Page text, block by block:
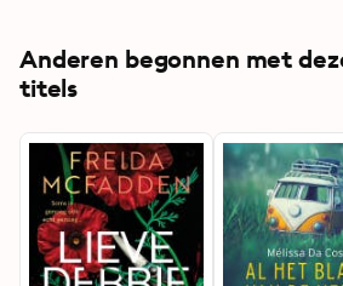
Anderen begonnen met
titels